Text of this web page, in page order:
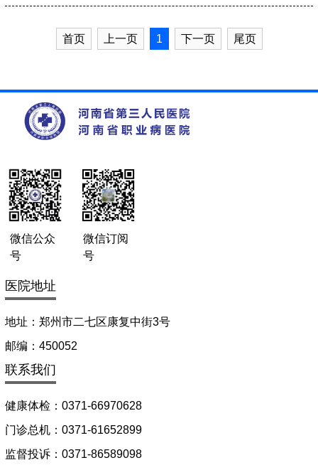
首页 上一页 1 下一页 尾页
微信公众
号
微信订阅
号
医院地址
地址：郑州市二七区康复中街3号
邮编：450052
联系我们
健康体检：0371-66970628
门诊总机：0371-61652899
监督投诉：0371-86589098